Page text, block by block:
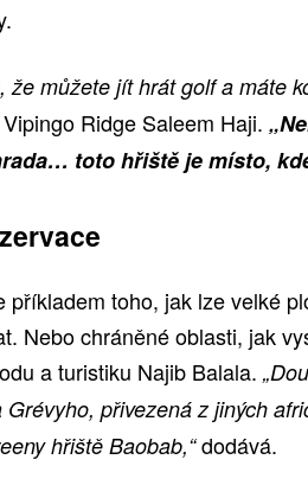
že můžete jít hrát golf a máte
Ridge Saleem Haji.
toto hřiště je místo,
příkladem toho, jak lze velké
Nebo chráněné oblasti, jak
a turistiku Najib Balala.
přivezená z jiných
hřiště Baobab,“dodává.